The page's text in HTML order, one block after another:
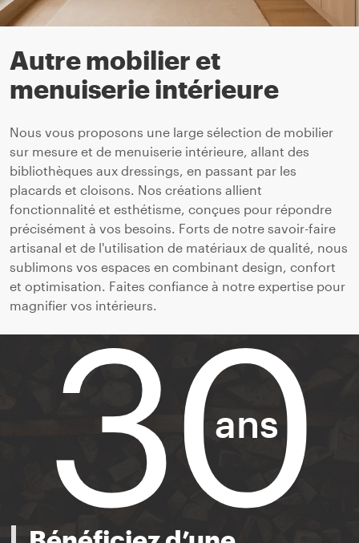
Autre mobilier et
menuiserie intérieure
Nous vous proposons une large sélection de mobilier
sur mesure et de menuiserie intérieure, allant des
bibliothèques aux dressings, en passant par les
placards et cloisons. Nos créations allient
fonctionnalité et esthétisme, conçues pour répondre
précisément à vos besoins. Forts de notre savoir-faire
artisanal et de l'utilisation de matériaux de qualité, nous
sublimons vos espaces en combinant design, confort
et optimisation. Faites confiance à notre expertise pour
magnifier vos intérieurs.
30
ans